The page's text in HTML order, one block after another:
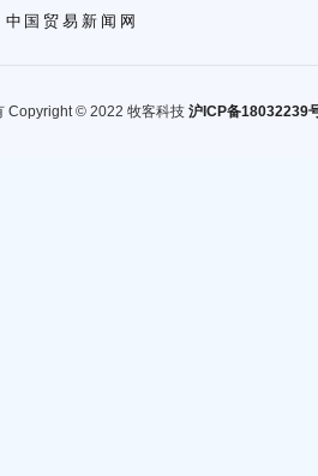
中国贸易新闻网
Copyright © 2022 牧客科技 沪ICP备18032239